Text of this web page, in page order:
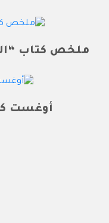
ملخص كتاب
أوغست